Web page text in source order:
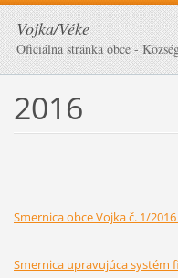
Vojka/Véke
Oficiálna stránka obce -
2016
Smernica obce Vojka č. 1/
Smernica upravujúca systém